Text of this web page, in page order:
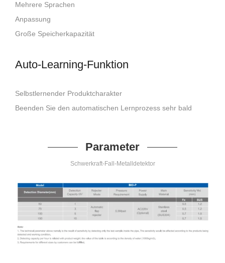
Mehrere Sprachen
Anpassung
Große Speicherkapazität
Auto-Learning-Funktion
Selbstlernender Produktcharakter
Beenden Sie den automatischen Lernprozess sehr bald
Parameter
Schwerkraft-Fall-Metalldetektor